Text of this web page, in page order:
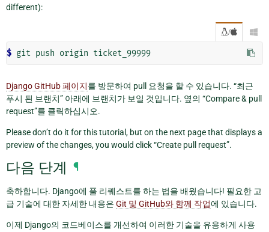
different):
/ 
$ git push origin
Django GitHub 페이지를 방문하여 pull 요청을 할 수 있습니다. “최근
푸시 된 브랜치” 아래에 브랜치가 보일 것입니다. 옆의 “Compare & pull
request”를 클릭하십시오.
Please don’t do it for this tutorial, but on the next page that displays a
preview of the changes, you would click “Create pull request”.
다음 단계 ¶
축하합니다. Django에 풀 리퀘스트를 하는 법을 배웠습니다! 필요한 고
급 기술에 대한 자세한 내용은 Git 및 GitHub와 함께 작업에 있습니다.
이제 Django의 코드베이스를 개선하여 이러한 기술을 유용하게 사용